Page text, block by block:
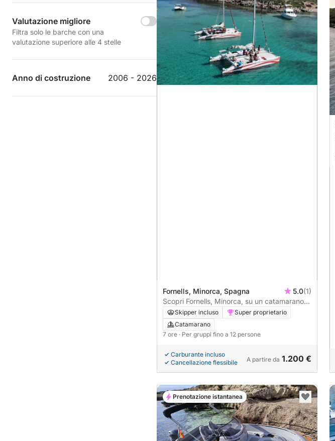
Valutazione migliore
Filtra solo le barche con una
valutazione superiore alle 4 stelle
Anno di costruzione 2006 - 2026
Fornells, Minorca, Spagna 5.0(1)
Scopri Fornells, Minorca, su un catamarano
per un'intera giornata
Skipper incluso
Super proprietario
Catamarano
7 ore · Per gruppi fino a 12 persone
Carburante incluso
Cancellazione flessibile
A partire da 1.200 €
Prenotazione istantanea